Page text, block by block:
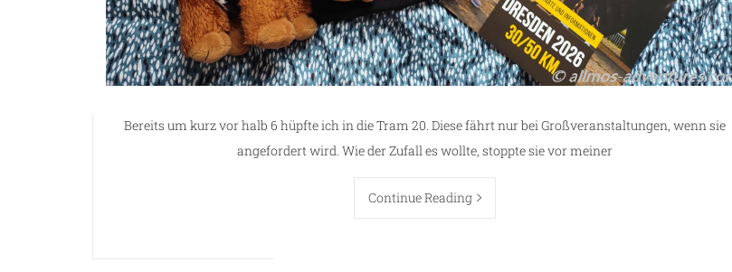
Bereits um kurz vor halb 6 hüpfte ich in die Tram 20. Diese fährt nur bei Großveranstaltungen, wenn sie
angefordert wird. Wie der Zufall es wollte, stoppte sie vor meiner
Continue Reading